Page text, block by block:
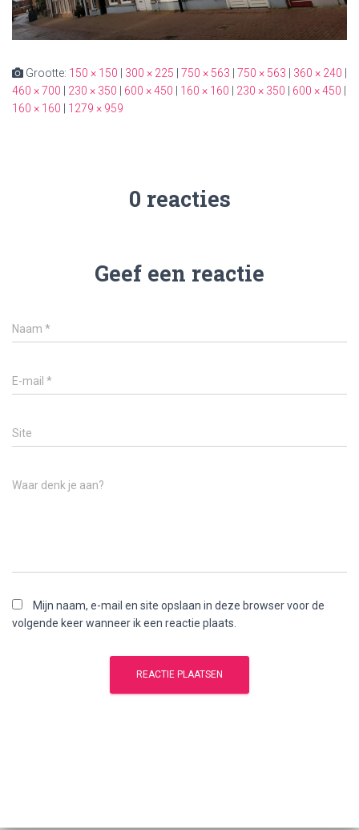
Grootte: 150 × 150 | 300 × 225 | 750 × 563 | 750 × 563 | 360 × 240 |
460 × 700 | 230 × 350 | 600 × 450 | 160 × 160 | 230 × 350 | 600 × 450 |
160 × 160 | 1279 × 959
0 reacties
Geef een reactie
Naam *
E-mail *
Site
Waar denk je aan?
Mijn naam, e-mail en site opslaan in deze browser voor de
volgende keer wanneer ik een reactie plaats.